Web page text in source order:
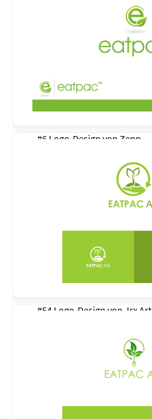
#6 Logo-Design von Zepp
#54 Logo-Design von Jrx Art